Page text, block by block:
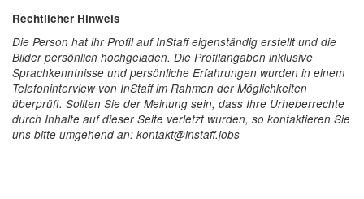
Rechtlicher Hinweis
Die Person hat ihr Profil auf InStaff eigenständig erstellt und die
Bilder persönlich hochgeladen. Die Profilangaben inklusive
Sprachkenntnisse und persönliche Erfahrungen wurden in einem
Telefoninterview von InStaff im Rahmen der Möglichkeiten
überprüft. Sollten Sie der Meinung sein, dass Ihre Urheberrechte
durch Inhalte auf dieser Seite verletzt wurden, so kontaktieren Sie
uns bitte umgehend an: kontakt@instaff.jobs